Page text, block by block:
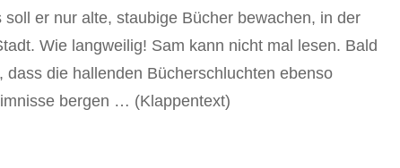
er nur alte, staubige Bücher bewachen, in der
Wie langweilig! Sam kann nicht mal lesen. Bald
die hallenden Bücherschluchten ebenso
bergen … (Klappentext)